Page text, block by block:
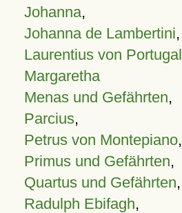
Johanna,
Johanna de Lambertini,
Laurentius von Portugal
Margaretha
Menas und Gefährten,
Parcius,
Petrus von Montepiano,
Primus und Gefährten,
Quartus und Gefährten,
Radulph Ebifagh,